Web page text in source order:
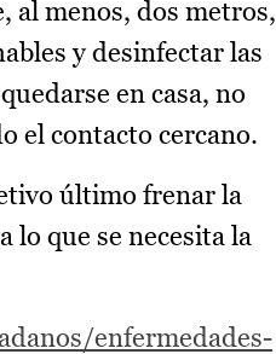
al menos, dos metros,
y desinfectar las
en casa, no
el contacto cercano.
último frenar la
lo que se necesita la
enfermedades-